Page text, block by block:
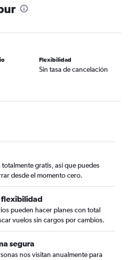
Flexibilidad
Sin tasa de cancelación
totalmente gratis, así que puedes
desde el momento cero.
flexibilidad
pueden hacer planes con total
vuelos sin cargos por cambios.
segura
nos visitan anualmente para